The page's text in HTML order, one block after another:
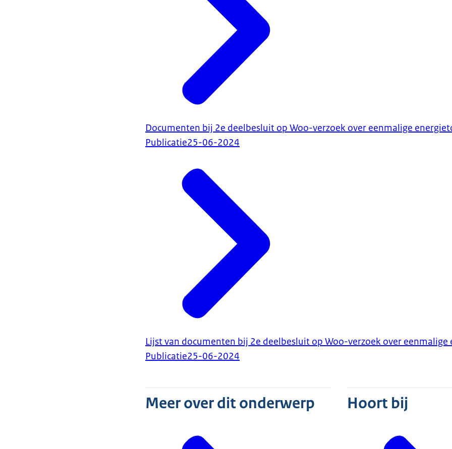
Documenten bij 2e deelbesluit op Woo-verzoek over eenmalige
Publicatie25-06-2024
Lijst van documenten bij 2e deelbesluit op Woo-verzoek over eenmalige
Publicatie25-06-2024
Meer over dit onderwerp Hoort bij